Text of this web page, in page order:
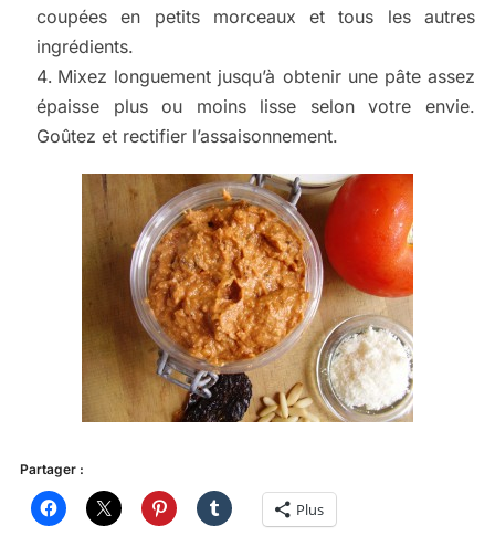
coupées en petits morceaux et tous les autres
ingrédients.
Mixez longuement jusqu’à obtenir une pâte assez
épaisse plus ou moins lisse selon votre envie.
Goûtez et rectifier l’assaisonnement.
Partager :
Plus